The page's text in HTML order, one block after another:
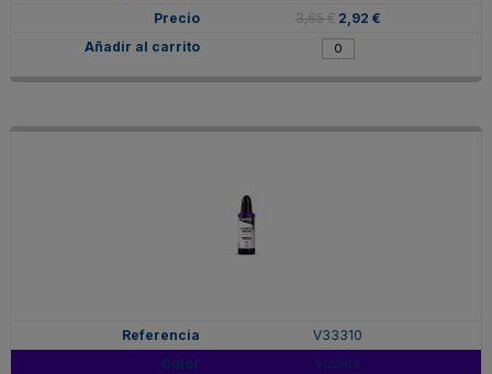
3,65 € 2,92 €
V33310
Violeta